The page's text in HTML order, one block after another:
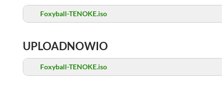
Foxyball-TENOKE.iso
UPLOADNOWIO
Foxyball-TENOKE.iso